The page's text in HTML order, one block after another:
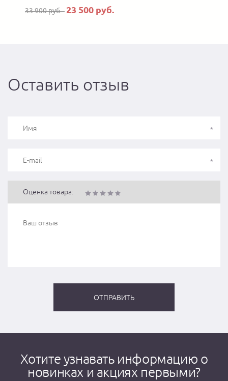
33 900 руб. 23 500 руб.
Оставить отзыв
Оценка товара:
Хотите узнавать информацию о
новинках и акциях первыми?